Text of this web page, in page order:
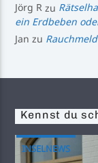
Jörg R zu
ein Erdbeben
Jan zu
Kennst du
INSELNEWS